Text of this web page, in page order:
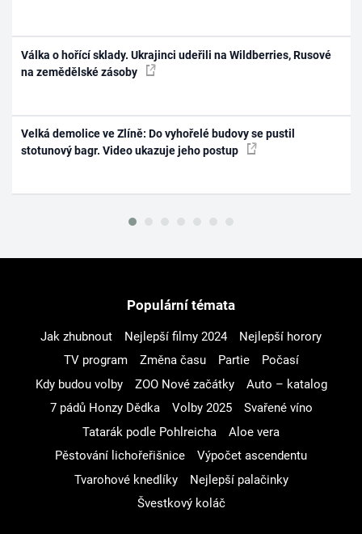
Válka o hořící sklady. Ukrajinci udeřili na Wildberries, Rusové
na zemědělské zásoby
Velká demolice ve Zlíně: Do vyhořelé budovy se pustil
stotunový bagr. Video ukazuje jeho postup
Populární témata
Jak zhubnout Nejlepší filmy 2024
Nejlepší horory
TV program
Změna času Partie
Počasí
Kdy budou volby
ZOO Nové začátky
Auto – katalog
7 pádů Honzy Dědka
Volby 2025
Svařené víno
Tatarák podle Pohlreicha
Aloe vera
Pěstování lichořeřišnice
Výpočet ascendentu
Tvarohové knedlíky
Nejlepší palačinky
Švestkový koláč